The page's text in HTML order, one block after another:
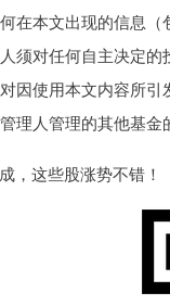
在本文出现的信息
须对任何自主决定
因使用本文内容所
理人管理的其他基金
，这些股涨势不错！